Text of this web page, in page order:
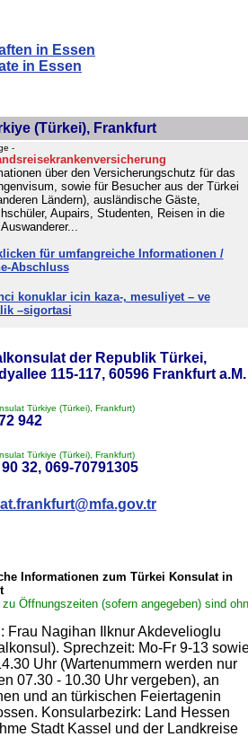
in Essen
in Essen
(Türkei), Frankfurt
-
über den Versicherungschutz für das
sowie für Besucher aus der Türkei
Ländern), ausländische Gäste,
Aupairs, Studenten, Reisen in die
für umfangreiche Informationen /
Abschluss
konuklar icin kaza-, mesuliyet – ve
–sigortasi
der Republik Türkei,
115-117, 60596 Frankfurt a.M.
Türkiye (Türkei), Frankfurt)
942
Türkiye (Türkei), Frankfurt)
32, 069-70791305
Informationen zum Türkei Konsulat in
zu Öffnungszeiten (sofern angegeben) sind
Frau Nagihan Ilknur Akdevelioglu
Sprechzeit: Mo-Fr 9-13
Uhr (Wartenummern werden nur
07.30 - 10.30 Uhr vergeben), an
und an türkischen Feiertagenin
Konsularbezirk: Land Hessen
Stadt Kassel und der Landkreise